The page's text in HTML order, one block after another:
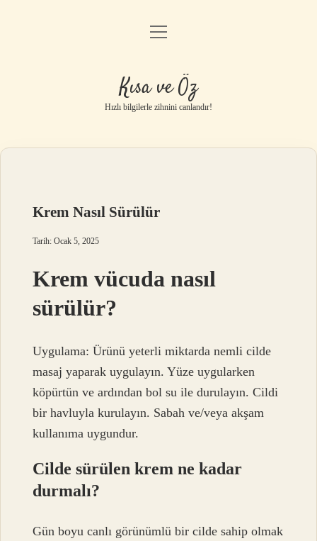
Anasayfa
Gizlilik Politikası
Yasal Uyarı
menüyü
Kısa ve Öz
Hızlı bilgilerle zihnini canlandır!
Krem Nasıl Sürülür
Tarih: Ocak 5, 2025
Krem vücuda nasıl
sürülür?
Uygulama: Ürünü yeterli miktarda nemli cilde
masaj yaparak uygulayın. Yüze uygularken
köpürtün ve ardından bol su ile durulayın. Cildi
bir havluyla kurulayın. Sabah ve/veya akşam
kullanıma uygundur.
Cilde sürülen krem ne kadar
durmalı?
Gün boyu canlı görünümlü bir cilde sahip olmak